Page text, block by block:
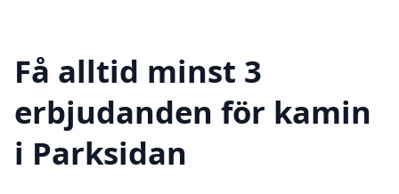
Få alltid minst 3
erbjudanden för kamin
i Parksidan